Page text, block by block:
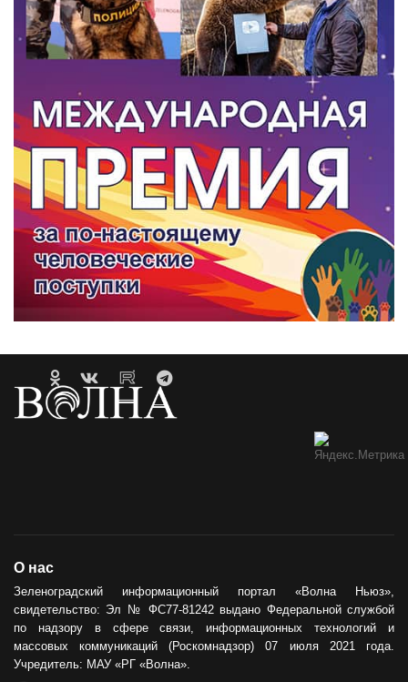
О нас
Зеленоградский информационный портал «Волна Ньюз»,
свидетельство: Эл № ФС77-81242 выдано Федеральной службой
по надзору в сфере связи, информационных технологий и
массовых коммуникаций (Роскомнадзор) 07 июля 2021 года.
Учредитель: МАУ «РГ «Волна».